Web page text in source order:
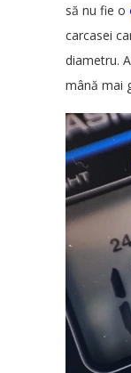
să nu fie o
carcasei
diametru.
mână mai